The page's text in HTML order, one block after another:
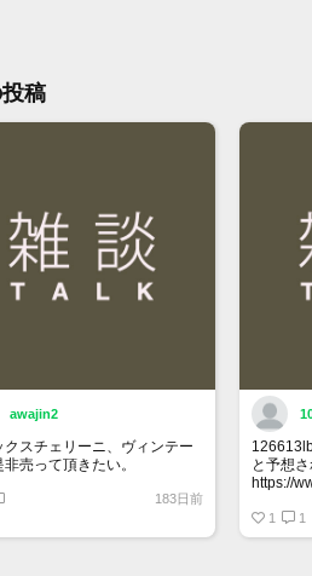
稿
awajin2
クスチェリーニ、ヴィンテー
非売って頂きたい。
183日前
と予想
https://
マジ上
1 1